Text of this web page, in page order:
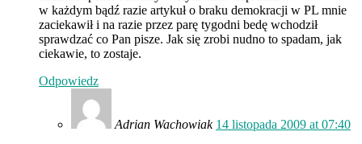
w każdym bądź razie artykuł o braku demokracji w PL mnie
zaciekawił i na razie przez parę tygodni bedę wchodził
sprawdzać co Pan pisze. Jak się zrobi nudno to spadam, jak
ciekawie, to zostaje.
Odpowiedz
Adrian Wachowiak 14 listopada 2009 at 07:40